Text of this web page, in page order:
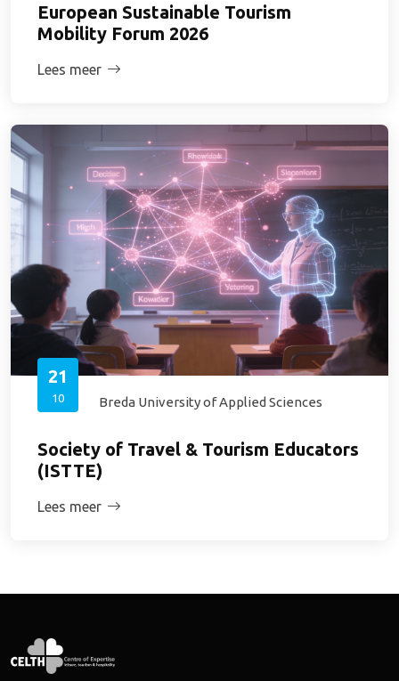
European Sustainable Tourism
Mobility Forum 2026
Lees meer
21
10 Breda University of Applied Sciences
Society of Travel & Tourism Educators
(ISTTE)
Lees meer